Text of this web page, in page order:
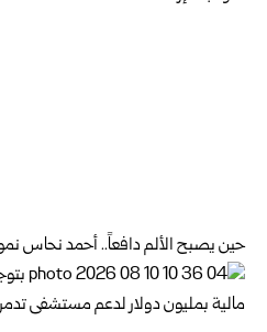
حين يصبح الألم دافعاً.. أحمد نحاس